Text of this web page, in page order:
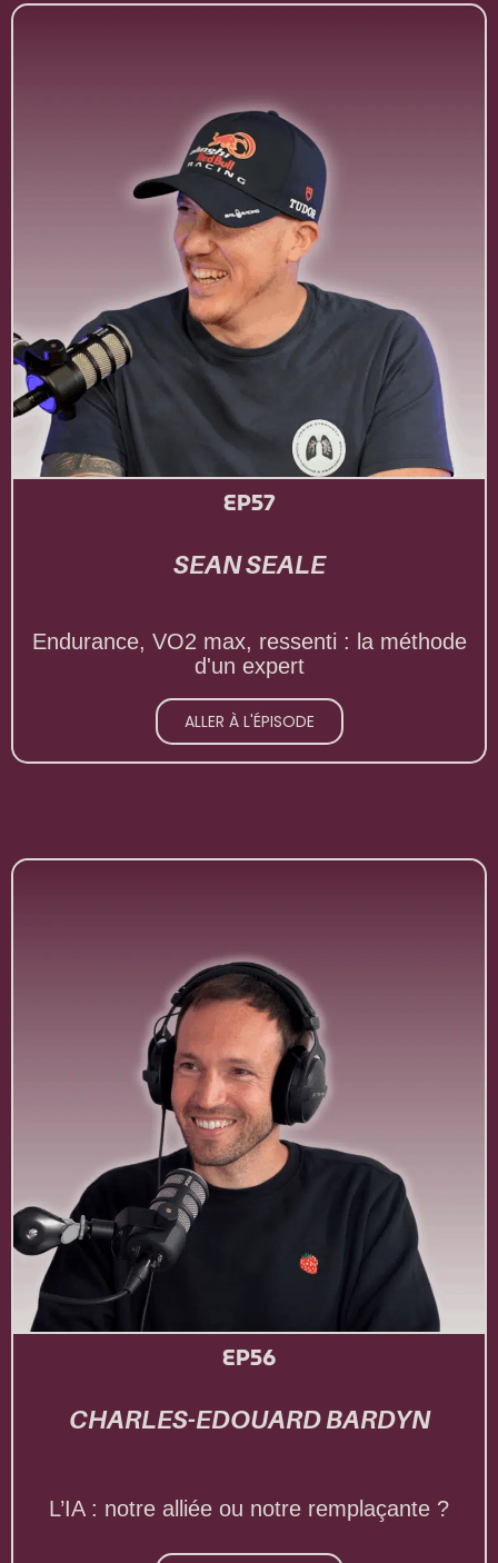
EP57
SEAN SEALE
Endurance, VO2 max, ressenti : la méthode
d'un expert
ALLER À L'ÉPISODE
EP56
CHARLES-EDOUARD BARDYN
L’IA : notre alliée ou notre remplaçante ?